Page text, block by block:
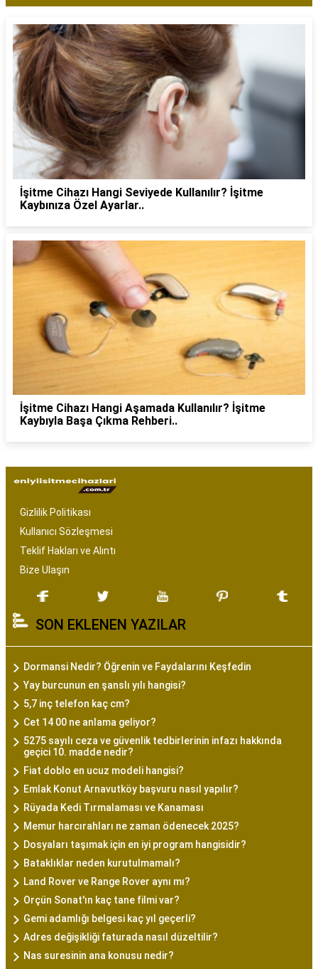
İşitme Cihazı Hangi Seviyede Kullanılır? İşitme
Kaybınıza Özel Ayarlar..
İşitme Cihazı Hangi Aşamada Kullanılır? İşitme
Kaybıyla Başa Çıkma Rehberi..
Gizlilik Politikası
Kullanıcı Sözleşmesi
Teklif Hakları ve Alıntı
Bize Ulaşın
SON EKLENEN YAZILAR
Dormansi Nedir? Öğrenin ve Faydalarını Keşfedin
Yay burcunun en şanslı yılı hangisi?
5,7 inç telefon kaç cm?
Cet 14 00 ne anlama geliyor?
5275 sayılı ceza ve güvenlik tedbirlerinin infazı hakkında
geçici 10. madde nedir?
Fiat doblo en ucuz modeli hangisi?
Emlak Konut Arnavutköy başvuru nasıl yapılır?
Rüyada Kedi Tırmalaması ve Kanaması
Memur harcırahları ne zaman ödenecek 2025?
Dosyaları taşımak için en iyi program hangisidir?
Bataklıklar neden kurutulmamalı?
Land Rover ve Range Rover aynı mı?
Orçün Sonat'ın kaç tane filmi var?
Gemi adamlığı belgesi kaç yıl geçerli?
Adres değişikliği faturada nasıl düzeltilir?
Nas suresinin ana konusu nedir?